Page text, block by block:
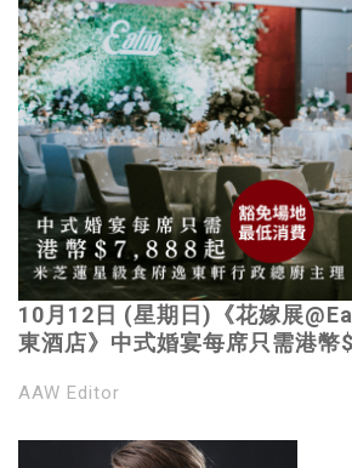
10月12日 (星期日)《花嫁展
東酒店》中式婚宴每席只需港幣
格特色場地
AAW Editor